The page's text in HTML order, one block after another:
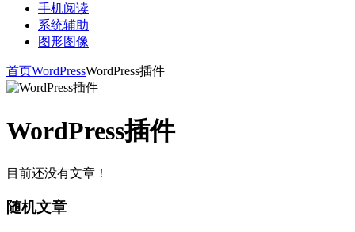
手机阅读
系统辅助
图形图像
首页WordPressWordPress插件
WordPress插件
目前还没有文章！
随机文章